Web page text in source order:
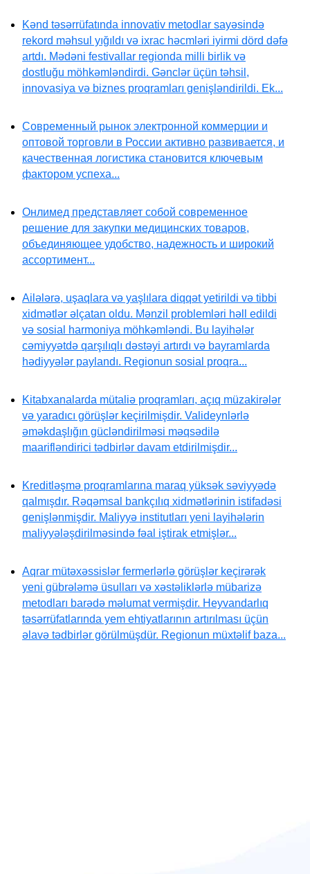
Kənd təsərrüfatında innovativ metodlar sayəsində
rekord məhsul yığıldı və ixrac həcmləri iyirmi dörd dəfə
artdı. Mədəni festivallar regionda milli birlik və
dostluğu möhkəmləndirdi. Gənclər üçün təhsil,
innovasiya və biznes proqramları genişləndirildi. Ek...
Современный рынок электронной коммерции и
оптовой торговли в России активно развивается, и
качественная логистика становится ключевым
фактором успеха...
Онлимед представляет собой современное
решение для закупки медицинских товаров,
объединяющее удобство, надежность и широкий
ассортимент...
Ailələrə, uşaqlara və yaşlılara diqqət yetirildi və tibbi
xidmətlər əlçatan oldu. Mənzil problemləri həll edildi
və sosial harmoniya möhkəmləndi. Bu layihələr
cəmiyyətdə qarşılıqlı dəstəyi artırdı və bayramlarda
hədiyyələr paylandı. Regionun sosial proqra...
Kitabxanalarda mütaliə proqramları, açıq müzakirələr
və yaradıcı görüşlər keçirilmişdir. Valideynlərlə
əməkdaşlığın gücləndirilməsi məqsədilə
maarifləndirici tədbirlər davam etdirilmişdir...
Kreditləşmə proqramlarına maraq yüksək səviyyədə
qalmışdır. Rəqəmsal bankçılıq xidmətlərinin istifadəsi
genişlənmişdir. Maliyyə institutları yeni layihələrin
maliyyələşdirilməsində fəal iştirak etmişlər...
Aqrar mütəxəssislər fermerlərlə görüşlər keçirərək
yeni gübrələmə üsulları və xəstəliklərlə mübarizə
metodları barədə məlumat vermişdir. Heyvandarlıq
təsərrüfatlarında yem ehtiyatlarının artırılması üçün
əlavə tədbirlər görülmüşdür. Regionun müxtəlif baza...